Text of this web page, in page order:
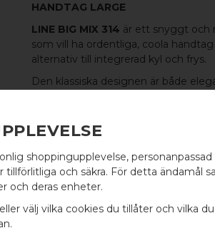
TO
HARDWARE
country
HANDTAG LARGE
LINE BIG MIX 314 är ett snyggt och
som vill ha ordentliga, coola
alternativ till integrerad kyl och frys.
Den klassiska designen är både
MATERIAL
FOT:100% SVART ALUMINIUM
PINNE:100% POLERAD MÄSSING
MÅTT
shoppingupplevelse, personanpassad
och säkra. För detta ändamål
och deras enheter.
välj vilka cookies du tillåter och vilka